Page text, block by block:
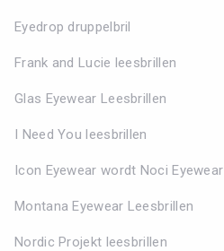
Eyedrop druppelbril
Frank and Lucie leesbrillen
Glas Eyewear Leesbrillen
I Need You leesbrillen
Icon Eyewear wordt Noci Eyewear
Montana Eyewear Leesbrillen
Nordic Projekt leesbrillen